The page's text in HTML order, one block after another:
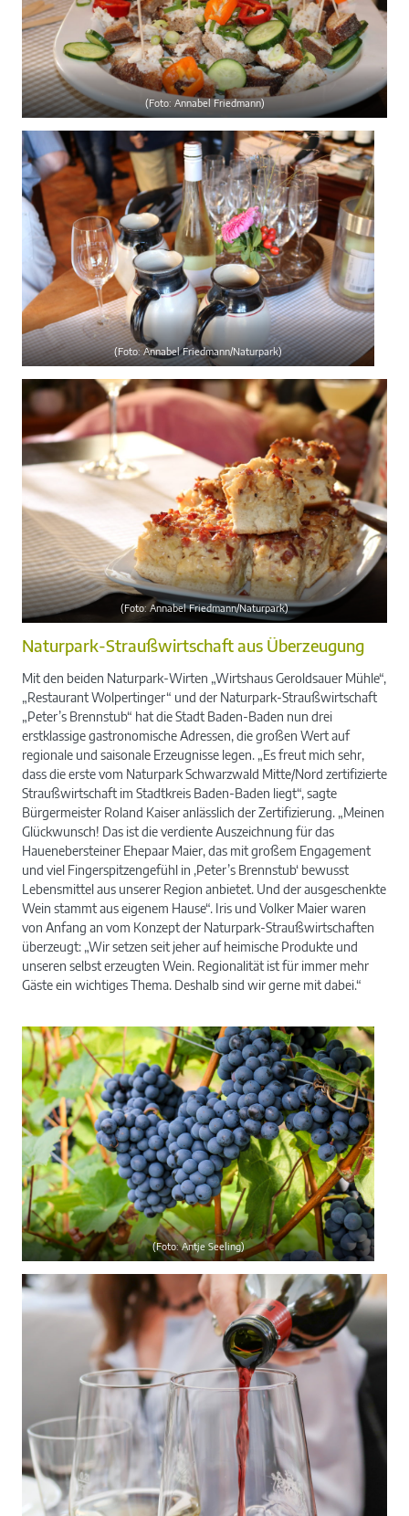
(Foto: Annabel Friedmann)
(Foto: Annabel Friedmann/Naturpark)
(Foto: Annabel Friedmann/Naturpark)
Naturpark-Straußwirtschaft aus Überzeugung
Mit den beiden Naturpark-Wirten „Wirtshaus Geroldsauer Mühle“,
„Restaurant Wolpertinger“ und der Naturpark-Straußwirtschaft
„Peter’s Brennstub“ hat die Stadt Baden-Baden nun drei
erstklassige gastronomische Adressen, die großen Wert auf
regionale und saisonale Erzeugnisse legen. „Es freut mich sehr,
dass die erste vom Naturpark Schwarzwald Mitte/Nord zertifizierte
Straußwirtschaft im Stadtkreis Baden-Baden liegt“, sagte
Bürgermeister Roland Kaiser anlässlich der Zertifizierung. „Meinen
Glückwunsch! Das ist die verdiente Auszeichnung für das
Hauenebersteiner Ehepaar Maier, das mit großem Engagement
und viel Fingerspitzengefühl in ‚Peter’s Brennstub‘ bewusst
Lebensmittel aus unserer Region anbietet. Und der ausgeschenkte
Wein stammt aus eigenem Hause“. Iris und Volker Maier waren
von Anfang an vom Konzept der Naturpark-Straußwirtschaften
überzeugt: „Wir setzen seit jeher auf heimische Produkte und
unseren selbst erzeugten Wein. Regionalität ist für immer mehr
Gäste ein wichtiges Thema. Deshalb sind wir gerne mit dabei.“
(Foto: Antje Seeling)